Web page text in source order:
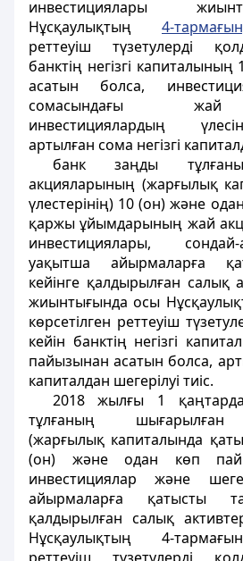
инвестициялары
Нұсқаулықтың 4-
реттеуіш түзетулерді
банктің негізгі
асатын болса,
сомасындағы жай
инвестициялардың
артылған сома негізгі
банк заңды
акцияларының (жарғылық
үлестерінің) 10 (он) және
қаржы ұйымдарының жай
инвестициялары,
уақытша айырмаларға
кейінге қалдырылған салық
жиынтығында осы
көрсетілген реттеуіш
кейін банктің негізгі
пайызынан асатын болса,
капиталдан шегерілуі тиіс.
2018 жылғы 1
тұлғаның шығарылған
(жарғылық капиталында
(он) және одан көп
инвестициялар және
айырмаларға қатысты
қалдырылған салық
Нұсқаулықтың 4-